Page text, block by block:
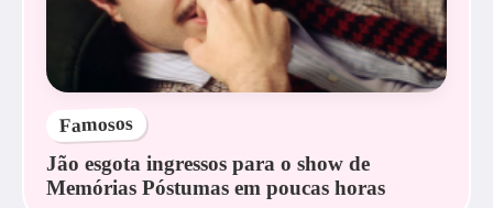
Famosos
Jão esgota ingressos para o show de
Memórias Póstumas em poucas horas